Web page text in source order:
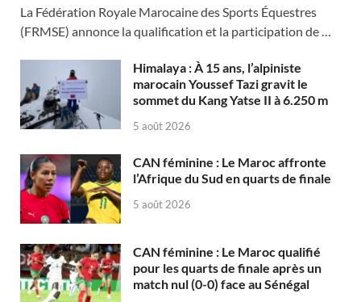
La Fédération Royale Marocaine des Sports Équestres
(FRMSE) annonce la qualification et la participation de …
Himalaya : À 15 ans, l’alpiniste
marocain Youssef Tazi gravit le
sommet du Kang Yatse II à 6.250 m
5 août 2026
CAN féminine : Le Maroc affronte
l’Afrique du Sud en quarts de finale
5 août 2026
CAN féminine : Le Maroc qualifié
pour les quarts de finale après un
match nul (0-0) face au Sénégal